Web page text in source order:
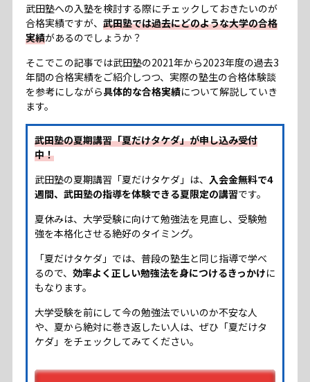
お問い合わせ
プライバシーポリシー
サイトマップ
武田塾への入塾を検討する際にチェックしておきたいのが
合格実績ですが、 武田塾では過去にどのような大学の合格
実績があるのでしょうか？
そこでこの記事では武田塾の2021年から2023年度の過去3
年間の合格実績をご紹介しつつ、実際の塾生の合格体験談
を参考にしながら具体的な合格実績について解説していき
ます。
武田塾の夏期講習「夏だけタケダ」が申し込み受付
中！
武田塾の夏期講習「夏だけタケダ」は、 入会金無料で4
週間、武田塾の指導を体験できる夏限定の講習です。
夏休みは、大学受験に向けて勉強法を見直し、受験勉
強を本格化させる絶好のタイミング。
「夏だけタケダ」では、普段の塾生と同じ指導で学べ
るので、 効率よく正しい勉強法を身につけるきっかけに
もなります。
大学受験を前にして今の勉強法でいいのか不安な人
や、夏から絶対に巻き返したい人は、ぜひ「夏だけタ
ケダ」をチェックしてみてください。